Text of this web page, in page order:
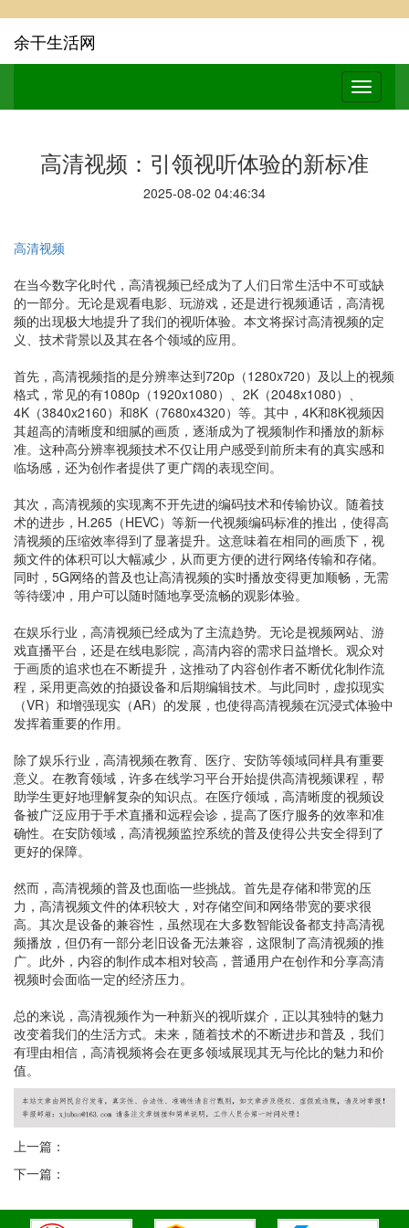
余干生活网
高清视频：引领视听体验的新标准
2025-08-02 04:46:34
高清视频
在当今数字化时代，高清视频已经成为了人们日常生活中不可或缺
的一部分。无论是观看电影、玩游戏，还是进行视频通话，高清视
频的出现极大地提升了我们的视听体验。本文将探讨高清视频的定
义、技术背景以及其在各个领域的应用。
首先，高清视频指的是分辨率达到720p（1280x720）及以上的视频
格式，常见的有1080p（1920x1080）、2K（2048x1080）、
4K（3840x2160）和8K（7680x4320）等。其中，4K和8K视频因
其超高的清晰度和细腻的画质，逐渐成为了视频制作和播放的新标
准。这种高分辨率视频技术不仅让用户感受到前所未有的真实感和
临场感，还为创作者提供了更广阔的表现空间。
其次，高清视频的实现离不开先进的编码技术和传输协议。随着技
术的进步，H.265（HEVC）等新一代视频编码标准的推出，使得高
清视频的压缩效率得到了显著提升。这意味着在相同的画质下，视
频文件的体积可以大幅减少，从而更方便的进行网络传输和存储。
同时，5G网络的普及也让高清视频的实时播放变得更加顺畅，无需
等待缓冲，用户可以随时随地享受流畅的观影体验。
在娱乐行业，高清视频已经成为了主流趋势。无论是视频网站、游
戏直播平台，还是在线电影院，高清内容的需求日益增长。观众对
于画质的追求也在不断提升，这推动了内容创作者不断优化制作流
程，采用更高效的拍摄设备和后期编辑技术。与此同时，虚拟现实
（VR）和增强现实（AR）的发展，也使得高清视频在沉浸式体验中
发挥着重要的作用。
除了娱乐行业，高清视频在教育、医疗、安防等领域同样具有重要
意义。在教育领域，许多在线学习平台开始提供高清视频课程，帮
助学生更好地理解复杂的知识点。在医疗领域，高清晰度的视频设
备被广泛应用于手术直播和远程会诊，提高了医疗服务的效率和准
确性。在安防领域，高清视频监控系统的普及使得公共安全得到了
更好的保障。
然而，高清视频的普及也面临一些挑战。首先是存储和带宽的压
力，高清视频文件的体积较大，对存储空间和网络带宽的要求很
高。其次是设备的兼容性，虽然现在大多数智能设备都支持高清视
频播放，但仍有一部分老旧设备无法兼容，这限制了高清视频的推
广。此外，内容的制作成本相对较高，普通用户在创作和分享高清
视频时会面临一定的经济压力。
总的来说，高清视频作为一种新兴的视听媒介，正以其独特的魅力
改变着我们的生活方式。未来，随着技术的不断进步和普及，我们
有理由相信，高清视频将会在更多领域展现其无与伦比的魅力和价
值。
上一篇：
下一篇：